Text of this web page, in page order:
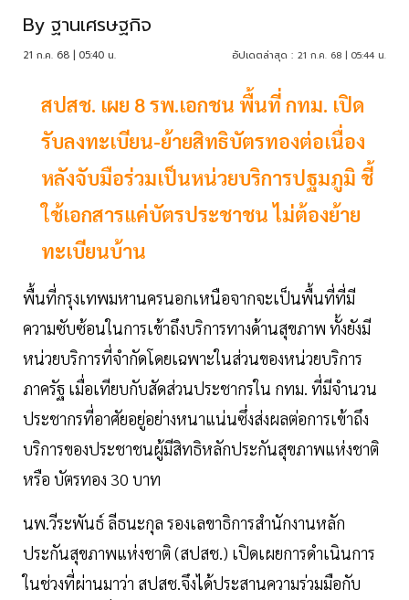
By ฐานเศรษฐกิจ
21 ก.ค. 68 | 05:40 น. อัปเดตล่าสุด : 21 ก.ค. 68 | 05:44 น.
สปสช. เผย 8 รพ.เอกชน พื้นที่ กทม. เปิด
รับลงทะเบียน-ย้ายสิทธิบัตรทองต่อเนื่อง
หลังจับมือร่วมเป็นหน่วยบริการปฐมภูมิ ชี้
ใช้เอกสารแค่บัตรประชาชน ไม่ต้องย้าย
ทะเบียนบ้าน
พื้นที่กรุงเทพมหานครนอกเหนือจากจะเป็นพื้นที่ที่มี
ความซับซ้อนในการเข้าถึงบริการทางด้านสุขภาพ ทั้งยังมี
หน่วยบริการที่จำกัดโดยเฉพาะในส่วนของหน่วยบริการ
ภาครัฐ เมื่อเทียบกับสัดส่วนประชากรใน กทม. ที่มีจำนวน
ประชากรที่อาศัยอยู่อย่างหนาแน่นซึ่งส่งผลต่อการเข้าถึง
บริการของประชาชนผู้มีสิทธิหลักประกันสุขภาพแห่งชาติ
หรือ บัตรทอง 30 บาท
นพ.วีระพันธ์ ลีธนะกุล รองเลขาธิการสำนักงานหลัก
ประกันสุขภาพแห่งชาติ (สปสช.) เปิดเผยการดำเนินการ
ในช่วงที่ผ่านมาว่า สปสช.จึงได้ประสานความร่วมมือกับ